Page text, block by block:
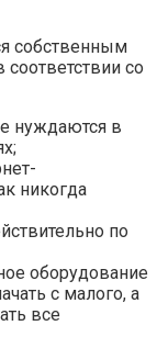
собственным
со
нуждаются в
никогда
по
оборудование
с малого, а
все